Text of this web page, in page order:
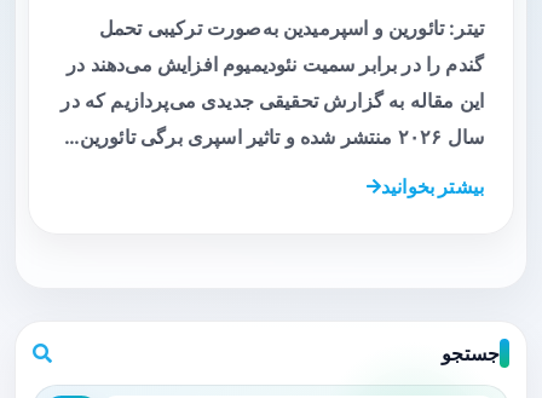
تیتر: تائورین و اسپرمیدین به‌صورت ترکیبی تحمل
گندم را در برابر سمیت نئودیمیوم افزایش می‌دهند در
این مقاله به گزارش تحقیقی جدیدی می‌پردازیم که در
سال ۲۰۲۶ منتشر شده و تاثیر اسپری برگی تائورین…
بیشتر بخوانید
جستجو